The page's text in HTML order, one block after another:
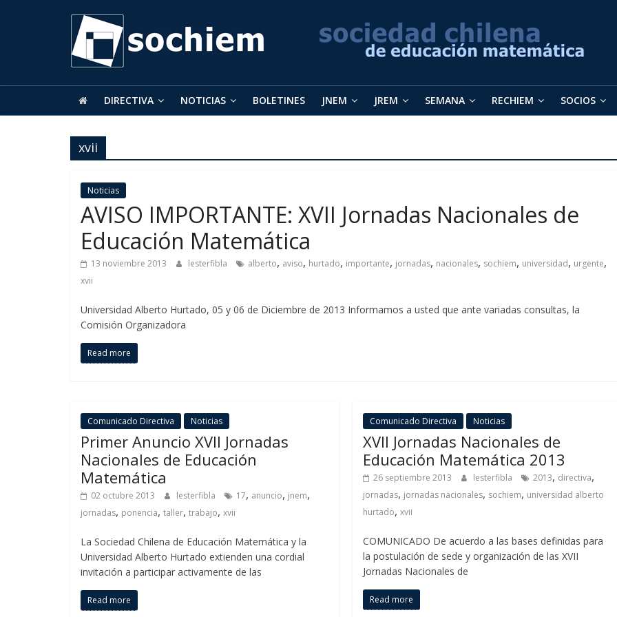
SOCHIEM
Sociedad
Educación
DIRECTIVA NOTICIAS BOLETINES JNEM JREM SEMANA RECHIEM SOCIOS
xvii
Noticias
AVISO IMPORTANTE: XVII Jornadas Nacionales de
Educación Matemática
13 noviembre 2013 lesterfibla alberto, aviso, hurtado, importante, jornadas, nacionales, sochiem, universidad, urgente,
xvii
Universidad Alberto Hurtado, 05 y 06 de Diciembre de 2013 Informamos a usted que ante variadas consultas, la
Comisión Organizadora
Read more
Comunicado Directiva Noticias
Primer Anuncio XVII Jornadas
Nacionales de Educación
Matemática
02 octubre 2013 lesterfibla 17, anuncio, jnem,
jornadas, ponencia, taller, trabajo, xvii
La Sociedad Chilena de Educación Matemática y la
Universidad Alberto Hurtado extienden una cordial
invitación a participar activamente de las
Read more
Comunicado Directiva Noticias
XVII Jornadas Nacionales de
Educación Matemática 2013
26 septiembre 2013 lesterfibla 2013, directiva,
jornadas, jornadas nacionales, sochiem, universidad alberto
hurtado,xvii
COMUNICADO De acuerdo a las bases definidas para
la postulación de sede y organización de las XVII
Jornadas Nacionales de
Read more